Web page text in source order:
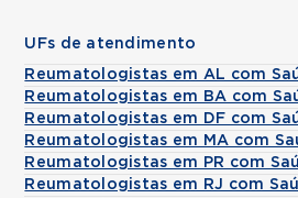
UFs de atendimento
Reumatologistas em AL com
Reumatologistas em BA com
Reumatologistas em DF com
Reumatologistas em MA com
Reumatologistas em PR com
Reumatologistas em RJ com